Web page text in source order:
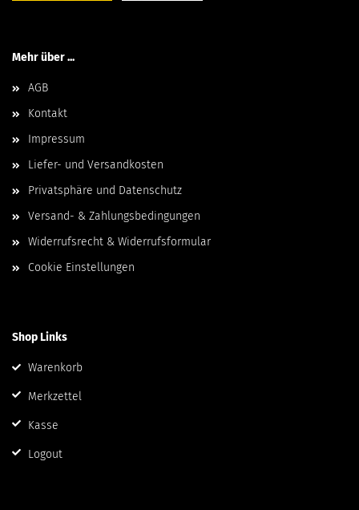
Mehr über ...
AGB
Kontakt
Impressum
Liefer- und Versandkosten
Privatsphäre und Datenschutz
Versand- & Zahlungsbedingungen
Widerrufsrecht & Widerrufsformular
Cookie Einstellungen
Shop Links
Warenkorb
Merkzettel
Kasse
Logout